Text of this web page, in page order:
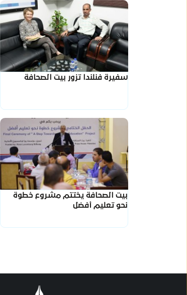
سفيرة فنلندا تزور بيت الصحافة
بيت الصحافة يختتم مشروع خطوة
نحو تعليم أفضل